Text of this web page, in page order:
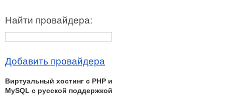
Найти провайдера:
Добавить провайдера
Виртуальный хостинг c PHP и
MySQL с русской поддержкой